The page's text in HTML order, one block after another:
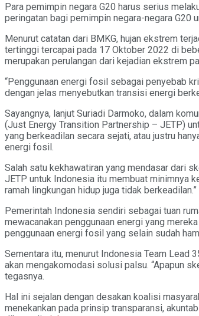
Para pemimpin negara G20 harus serius
peringatan bagi pemimpin negara-negara G20
Menurut catatan dari BMKG, hujan ekstrem
tertinggi tercapai pada 17 Oktober 2022 di
merupakan perulangan dari kejadian ekstrem
“Penggunaan energi fosil sebagai penyebab
dengan jelas menyebutkan transisi energi
Sayangnya, lanjut Suriadi Darmoko, dalam
(Just Energy Transition Partnership – JETP)
yang berkeadilan secara sejati, atau justru
energi fosil.
Salah satu kekhawatiran yang mendasar dari
JETP untuk Indonesia itu membuat minimnya
ramah lingkungan hidup juga tidak berkeadilan.”
Pemerintah Indonesia sendiri sebagai tuan
mewacanakan penggunaan energi yang
penggunaan energi fosil yang selain sudah
Sementara itu, menurut Indonesia Team Lead
akan mengakomodasi solusi palsu. “Apapun
tegasnya.
Hal ini sejalan dengan desakan koalisi
menekankan pada prinsip transparansi,